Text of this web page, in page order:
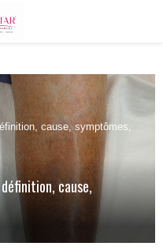
cause, symptômes,
cause,